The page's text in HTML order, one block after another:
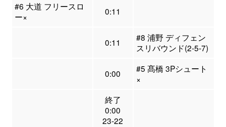
#6 大道 フリースロ
ー×
0:11
0:11
#8 浦野 ディフェン
スリバウンド(2-5-7)
0:00
#5 髙橋 3Pシュート
×
終了
0:00
23-22